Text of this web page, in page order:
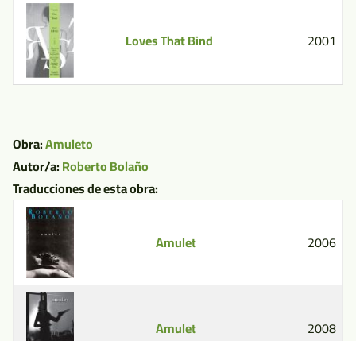
Loves That Bind 2001
Obra:Amuleto
Autor/a:Roberto Bolaño
Traducciones de esta obra:
Amulet 2006
Amulet 2008